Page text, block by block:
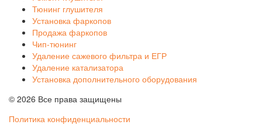
Тюнинг глушителя
Установка фаркопов
Продажа фаркопов
Чип-тюнинг
Удаление сажевого фильтра и ЕГР
Удаление катализатора
Установка дополнительного оборудования
© 2026 Все права защищены
Политика конфиденциальности